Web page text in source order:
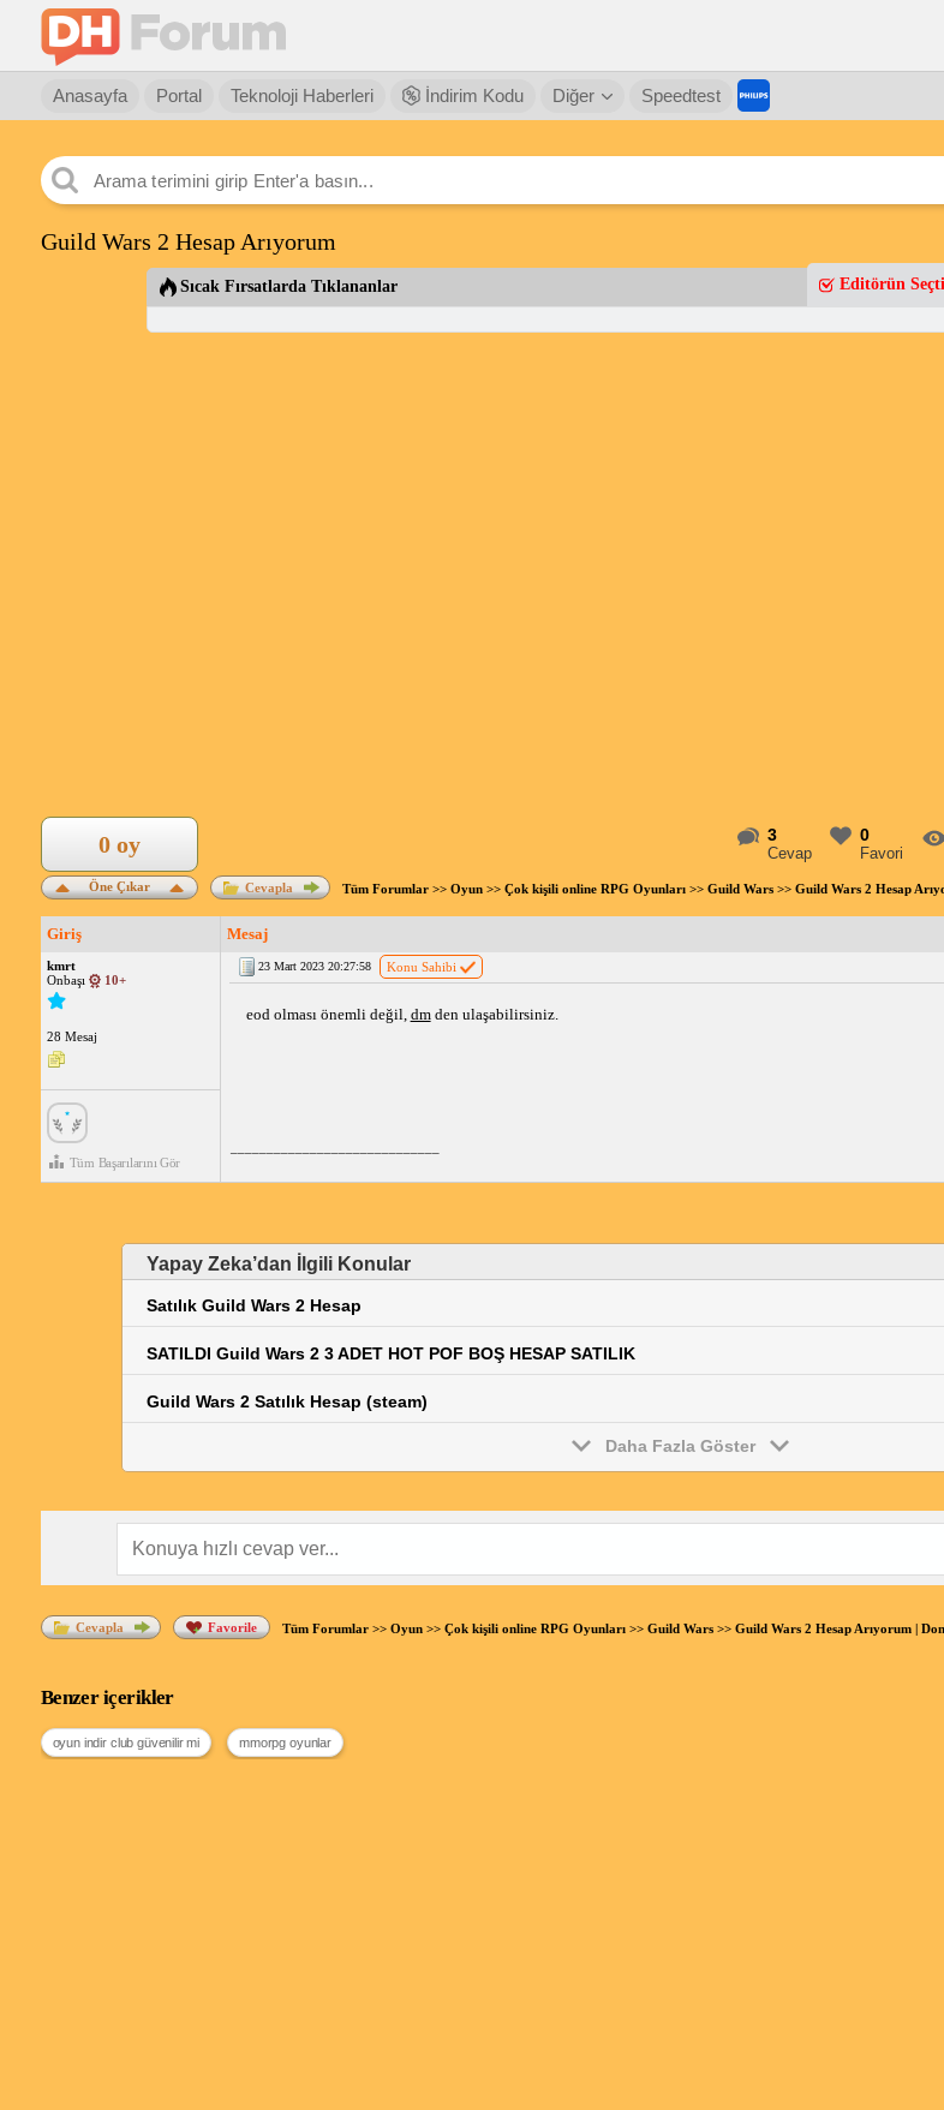
Anasayfa Portal Teknoloji Haberleri İndirim Kodu Diğer Speedtest
Guild Wars 2 Hesap Arıyorum
Sıcak Fırsatlarda Tıklananlar Editörün
3
Cevap
0
Favori
Öne Çıkar
0 oy
Cevapla Tüm Forumlar>> Oyun>> Çok kişili online RPG Oyunları>> Guild Wars>> Guild Wars 2 Hesap
Giriş Mesaj
kmrt
Onbaşı
10+
28 Mesaj
Tüm Başarılarını Gör
23 Mart 2023 20:27:58 Konu Sahibi
eod olması önemli değil, dm den ulaşabilirsiniz.
Yapay Zeka’dan İlgili Konular
Satılık Guild Wars 2 Hesap
SATILDI Guild Wars 2 3 ADET HOT POF BOŞ HESAP SATILIK
Guild Wars 2 Satılık Hesap (steam)
Daha Fazla Göster
Cevapla Favorile Tüm Forumlar>> Oyun>> Çok kişili online RPG Oyunları>> Guild Wars>> Guild Wars 2 Hesap Arıyorum |
Benzer içerikler
oyun indir club güvenilir mi mmorpg oyunlar